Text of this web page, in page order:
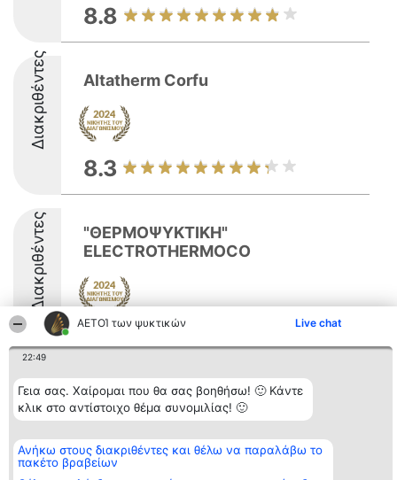
ΑΕΤΟΊ των ψυκτικών Live chat
22:49
Γεια σας. Χαίρομαι που θα σας βοηθήσω! 🙂 Κάντε
κλικ στο αντίστοιχο θέμα συνομιλίας! 🙂
Ανήκω στους διακριθέντες και θέλω να παραλάβω το
πακέτο βραβείων
8.8
Διακριθέντες Altatherm Corfu
8.3
Διακριθέντες
"ΘΕΡΜΟΨΥΚΤΙΚΗ"
ELECTROTHERMOCO
8.4
Διοργανωτής της
κατάταξης
Μονοπρόσωπη ΙΚΕ
ΤΗΛ. ΕΠΙΚΟΙΝΩΝΙΑΣ:
2104128019
Κατάταξη
Διακριθέντες
των
διακριθέντων
Επικοινωνία